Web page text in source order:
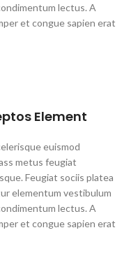
lectus. A
et congue sapien erat
Element
euismod
metus feugiat
Feugiat sociis platea
elementum vestibulum
lectus. A
et congue sapien erat